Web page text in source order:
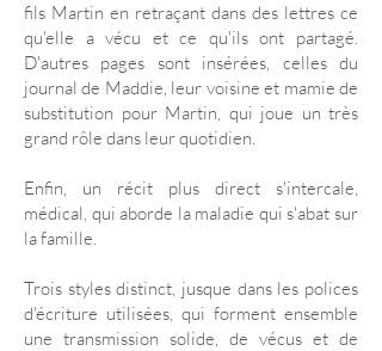
fils Martin en retraçant dans des lettres ce
qu'elle a vécu et ce qu'ils ont partagé.
D'autres pages sont insérées, celles du
journal de Maddie, leur voisine et mamie de
substitution pour Martin, qui joue un très
grand rôle dans leur quotidien.
Enfin, un récit plus direct s'intercale,
médical, qui aborde la maladie qui s'abat sur
la famille.
Trois styles distinct, jusque dans les polices
d'écriture utilisées, qui forment ensemble
une transmission solide, de vécus et de